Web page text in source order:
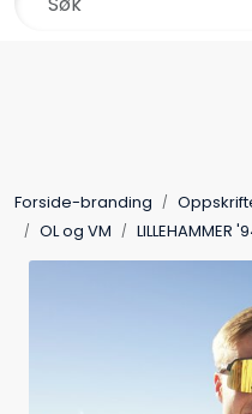
Skip to main content
Forside-branding
OL og VM
LILLEHAMMER
Kolleksjoner